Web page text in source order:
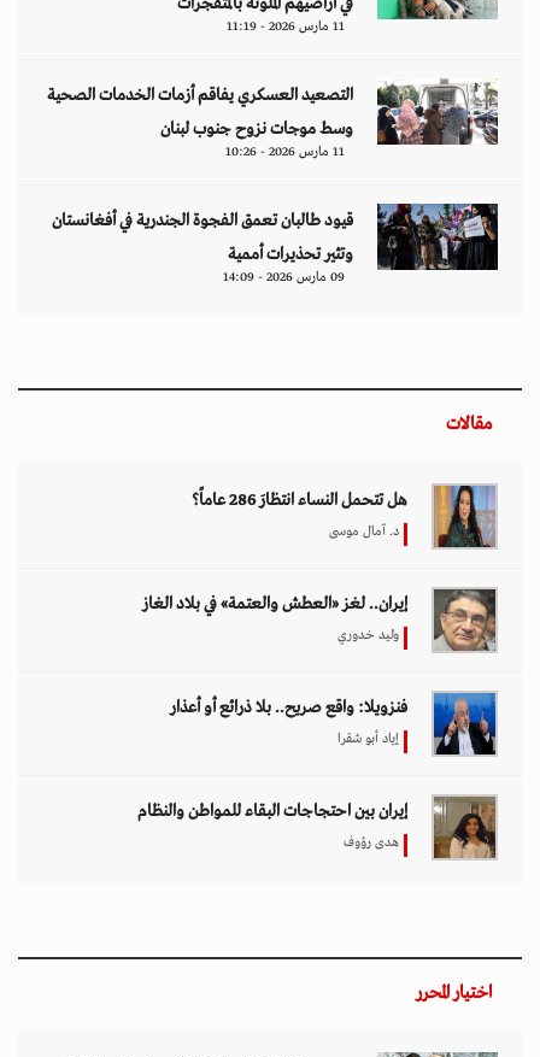
11 مارس 2026 - 11:19
التصعيد العسكري يفاقم أزمات الخدمات الصحية
وسط موجات نزوح جنوب لبنان
11 مارس 2026 - 10:26
قيود طالبان تعمق الفجوة الجندرية في أفغانستان
وتثير تحذيرات أممية
09 مارس 2026 - 14:09
مقالات
هل تتحمل النساء انتظارَ 286 عاماً؟
د. آمال موسى
إيران.. لغز «العطش والعتمة» في بلاد الغاز
وليد خدوري
فنزويلا: واقع صريح.. بلا ذرائع أو أعذار
إياد أبو شقرا
إيران بين احتجاجات البقاء للمواطن والنظام
هدى رؤوف
اختيار المحرر